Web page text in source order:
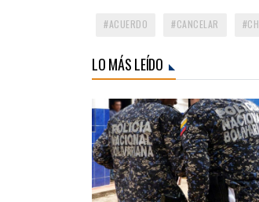
ACUERDO CANCELAR
LO MÁS LEÍDO